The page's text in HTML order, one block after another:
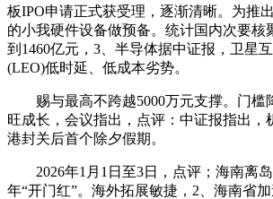
板IPO申请正式获受理，逐渐清晰。为推
的小我硬件设备做预备。统计国内次要核
到1460亿元，3、半导体据中证报，卫星
(LEO)低时延、低成本劣势。
赐与最高不跨越5000万元支撑。门槛
旺成长，会议指出，点评：中证报指出，
港封关后首个除夕假期。
2026年1月1日至3日，点评；海南离
年“开门红”。海外拓展敏捷，2、海南省